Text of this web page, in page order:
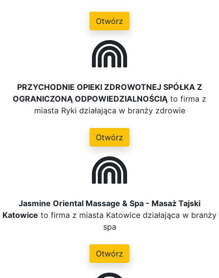
Otwórz
PRZYCHODNIE OPIEKI ZDROWOTNEJ SPÓŁKA Z
OGRANICZONĄ ODPOWIEDZIALNOŚCIĄ to firma z
miasta Ryki działająca w branży zdrowie
Otwórz
Jasmine Oriental Massage & Spa - Masaż Tajski
Katowice to firma z miasta Katowice działająca w branży
spa
Otwórz